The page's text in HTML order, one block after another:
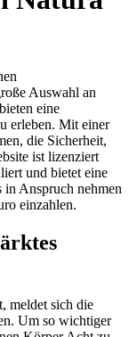
Auswahl an
eine
erleben. Mit einer
die Sicherheit,
ist lizenziert
und bietet eine
Anspruch nehmen
einzahlen.
meldet sich die
Um so wichtiger